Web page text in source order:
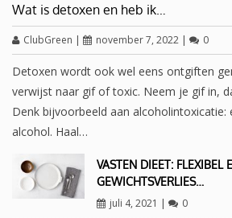
Wat is detoxen en heb ik…
ClubGreen | november 7, 2022 | 0
Detoxen wordt ook wel eens ontgiften
verwijst naar gif of toxic. Neem je gif in,
Denk bijvoorbeeld aan alcoholintoxicatie:
alcohol. Haal…
VASTEN DIEET: FLEXIBEL
GEWICHTSVERLIES…
juli 4, 2021 | 0